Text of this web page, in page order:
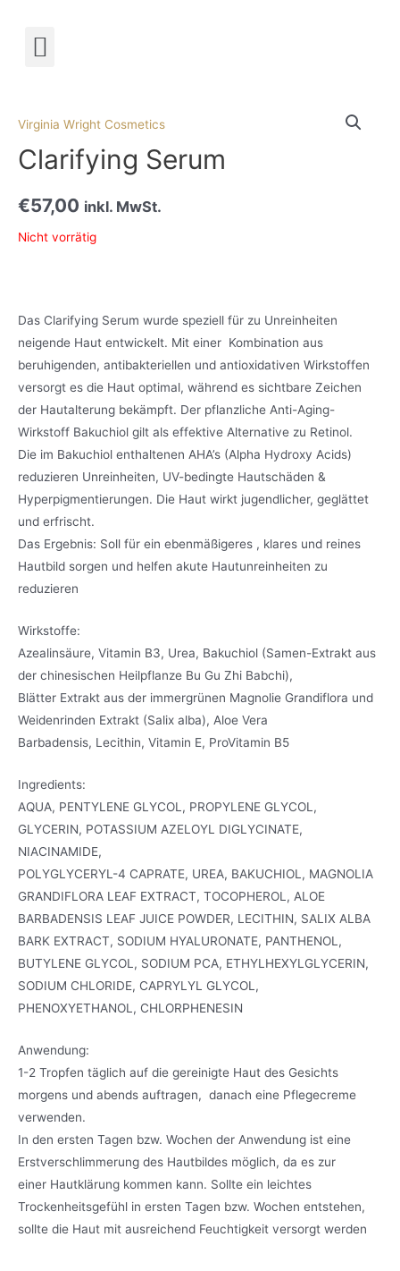
Virginia Wright Cosmetics
Clarifying Serum
€57,00 inkl. MwSt.
Nicht vorrätig
Das Clarifying Serum wurde speziell für zu Unreinheiten
neigende Haut entwickelt. Mit einer Kombination aus
beruhigenden, antibakteriellen und antioxidativen Wirkstoffen
versorgt es die Haut optimal, während es sichtbare Zeichen
der Hautalterung bekämpft. Der pflanzliche Anti-Aging-
Wirkstoff Bakuchiol gilt als effektive Alternative zu Retinol.
Die im Bakuchiol enthaltenen AHA’s (Alpha Hydroxy Acids)
reduzieren Unreinheiten, UV-bedingte Hautschäden &
Hyperpigmentierungen. Die Haut wirkt jugendlicher, geglättet
und erfrischt.
Das Ergebnis: Soll für ein ebenmäßigeres , klares und reines
Hautbild sorgen und helfen akute Hautunreinheiten zu
reduzieren
Wirkstoffe:
Azealinsäure, Vitamin B3, Urea, Bakuchiol (Samen-Extrakt aus
der chinesischen Heilpflanze Bu Gu Zhi Babchi),
Blätter Extrakt aus der immergrünen Magnolie Grandiflora und
Weidenrinden Extrakt (Salix alba), Aloe Vera
Barbadensis, Lecithin, Vitamin E, ProVitamin B5
Ingredients:
AQUA, PENTYLENE GLYCOL, PROPYLENE GLYCOL,
GLYCERIN, POTASSIUM AZELOYL DIGLYCINATE,
NIACINAMIDE,
POLYGLYCERYL-4 CAPRATE, UREA, BAKUCHIOL, MAGNOLIA
GRANDIFLORA LEAF EXTRACT, TOCOPHEROL, ALOE
BARBADENSIS LEAF JUICE POWDER, LECITHIN, SALIX ALBA
BARK EXTRACT, SODIUM HYALURONATE, PANTHENOL,
BUTYLENE GLYCOL, SODIUM PCA, ETHYLHEXYLGLYCERIN,
SODIUM CHLORIDE, CAPRYLYL GLYCOL,
PHENOXYETHANOL, CHLORPHENESIN
Anwendung:
1-2 Tropfen täglich auf die gereinigte Haut des Gesichts
morgens und abends auftragen, danach eine Pflegecreme
verwenden.
In den ersten Tagen bzw. Wochen der Anwendung ist eine
Erstverschlimmerung des Hautbildes möglich, da es zur
einer Hautklärung kommen kann. Sollte ein leichtes
Trockenheitsgefühl in ersten Tagen bzw. Wochen entstehen,
sollte die Haut mit ausreichend Feuchtigkeit versorgt werden